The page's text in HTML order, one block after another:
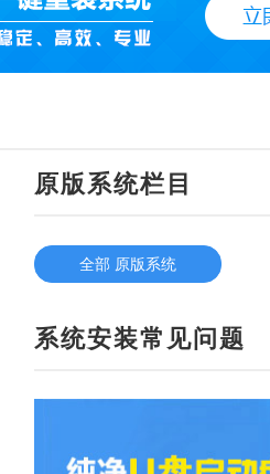
原版系统栏目
全部 原版系统
系统安装常见问题